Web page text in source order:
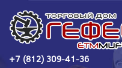
+7 (812) 309-41-36